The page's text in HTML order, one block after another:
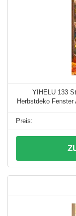
YIHELU 133
Herbstdeko